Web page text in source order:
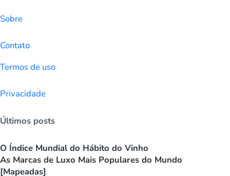
Sobre
Contato
Termos de uso
Privacidade
Últimos posts
O Índice Mundial do Hábito do Vinho
As Marcas de Luxo Mais Populares do Mundo
[Mapeadas]